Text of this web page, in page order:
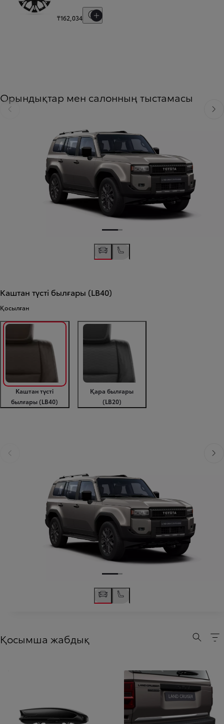
₸162,034
Баға шарттарын көрсету
Орындықтар мен салонның тыстамасы
Slide Previous
Каштан түсті былғары (LB40)
Қосылған
Каштан түсті
былғары (LB40)
Қара былғары
(LB20)
Slide Previous
Қосымша жабдық